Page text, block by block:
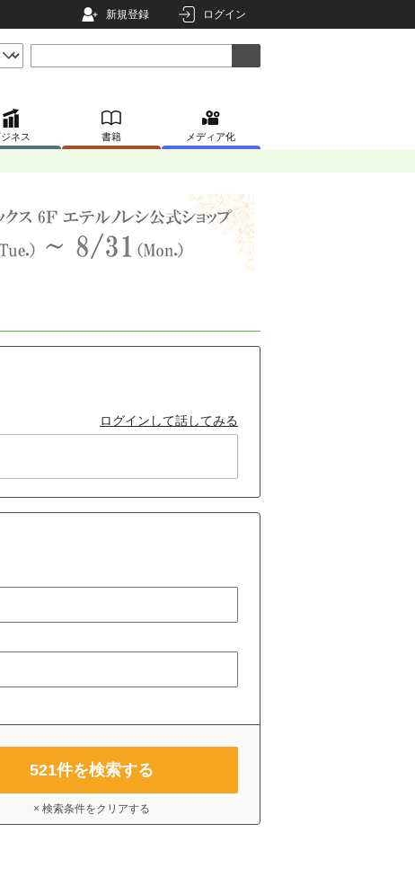
新規登録 ログイン
ジネス 書籍 メディア化
ログインして話してみる
521件を検索する
× 検索条件をクリアする